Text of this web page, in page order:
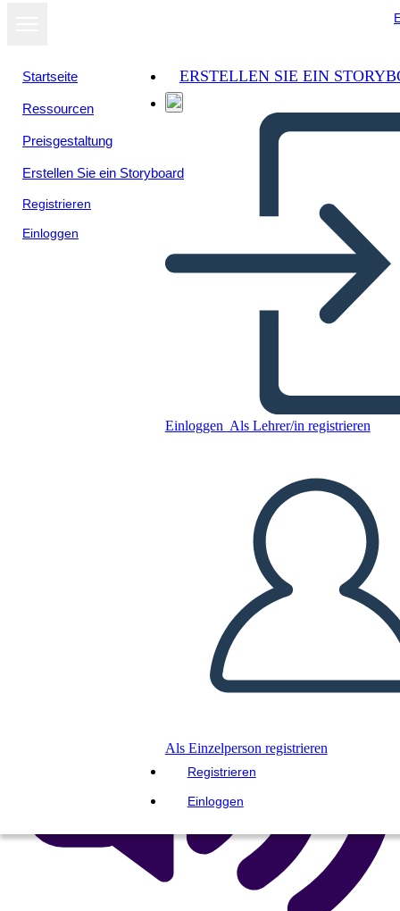
Startseite
Ressourcen
Preisgestaltung
Erstellen Sie ein Storyboard
Registrieren
Einloggen
ERSTELLEN SIE EIN
Einloggen Als Lehrer/in registrieren
Als Einzelperson registrieren
Registrieren
Einloggen
Shi-shi-etko
ERSTELLEN SIE EIN STORYBOARD
DIASHOW ABSPIELEN
LIES MIR VOR